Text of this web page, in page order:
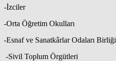
-İzciler
-Orta Öğretim Okulları
-Esnaf ve Sanatkârlar Odaları Birliği
-Sivil Toplum Örgütleri